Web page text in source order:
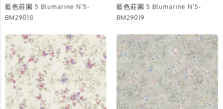
藍色莊園 5 Blumarine N'5-
BM29018
藍色莊園 5 Blumarine N'5-
BM29019